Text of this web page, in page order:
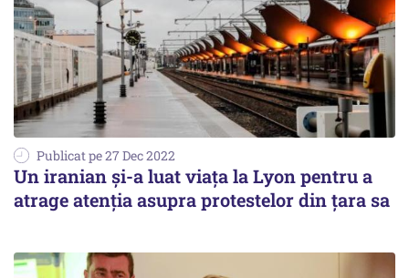
Publicat pe 27 Dec 2022
Un iranian și-a luat viața la Lyon pentru a
atrage atenția asupra protestelor din țara sa